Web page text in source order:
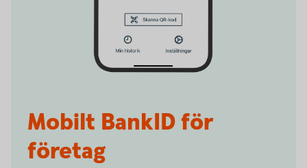
Mobilt BankID för
företag